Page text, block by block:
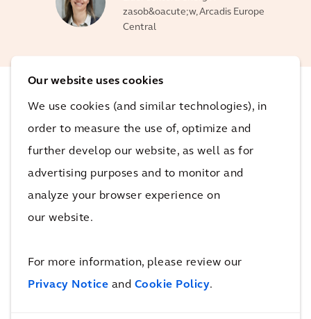
Our website uses cookies
We use cookies (and similar technologies), in
order to measure the use of, optimize and
further develop our website, as well as for
advertising purposes and to monitor and
analyze your browser experience on
our website.
For more information, please review our
Privacy Notice and Cookie Policy.
zasob&oacute;w, Arcadis Europe
Central
Wpływ
Dzięki temu, że ludzie mogą być aktywnymi
uczestnikami procesu rozwoju, budowa ważnego
elementu transformacji energetycznej w Niemczech
rozpoczęła się w sposób korzystny dla wszystkich
Wpływ